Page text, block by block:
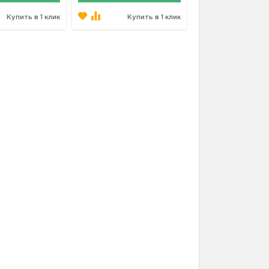
Купить в 1 клик Купить в 1 клик